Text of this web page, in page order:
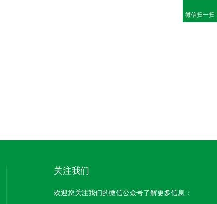
关注我们
欢迎您关注我们的微信公众号了解更多信息：
微信扫一扫